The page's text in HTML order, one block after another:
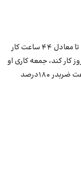
سلام، اگر فردی در جمعه دو ساعت کار کند تا معادل ۴۴ ساعت کار
روز کار کند، جمعه کاری او
با دو نرخ جداگانه حساب میشود و یا ۷ ساعت ضربدر ۱۸۰درصد